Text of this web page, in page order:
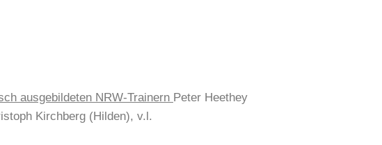
ausgebildeten NRW-Trainern Peter Heethey
Kirchberg (Hilden), v.l.